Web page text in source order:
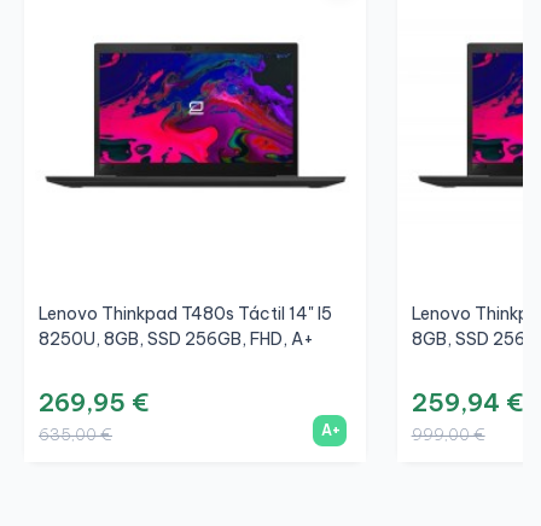
Lenovo Thinkpad T480s Táctil 14" I5
8250U, 8GB, SSD 256GB, FHD, A+
269,95 €
635,00 € A+
Lenovo
8GB, SSD
259,94 €
999,00 €